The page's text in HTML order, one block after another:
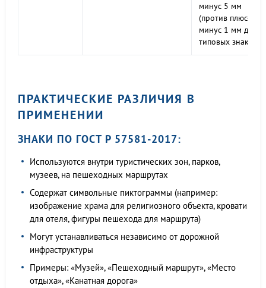
минус 5 мм
(против плюс-
минус 1 мм для
типовых знаков)
ПРАКТИЧЕСКИЕ РАЗЛИЧИЯ В
ПРИМЕНЕНИИ
ЗНАКИ ПО ГОСТ Р 57581-2017:
Используются внутри туристических зон, парков,
музеев, на пешеходных маршрутах
Содержат символьные пиктограммы (например:
изображение храма для религиозного объекта, кровати
для отеля, фигуры пешехода для маршрута)
Могут устанавливаться независимо от дорожной
инфраструктуры
Примеры: «Музей», «Пешеходный маршрут», «Место
отдыха», «Канатная дорога»